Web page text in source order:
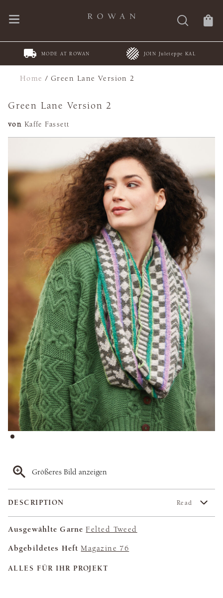
MODE AT ROWAN JOIN Juleteppe KAL
Home /Green Lane Version 2
Green Lane Version 2
von Kaffe Fassett
Größeres Bild anzeigen
DESCRIPTION Read
Ausgewählte Garne Felted Tweed
Abgebildetes Heft Magazine 76
ALLES FÜR IHR PROJEKT